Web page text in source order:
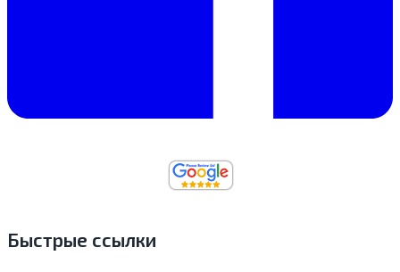
Быстрые ссылки